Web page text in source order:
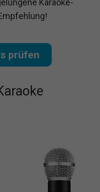
prüfen